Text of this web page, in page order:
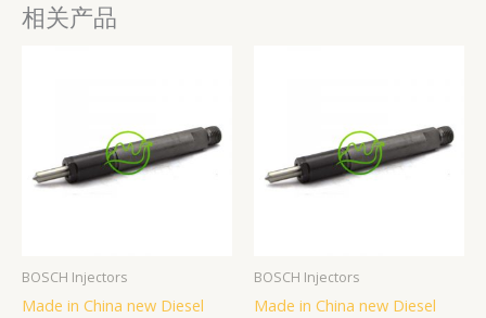
相关产品
BOSCH Injectors
Made in China new Diesel
BOSCH Injectors
Made in China new Diesel